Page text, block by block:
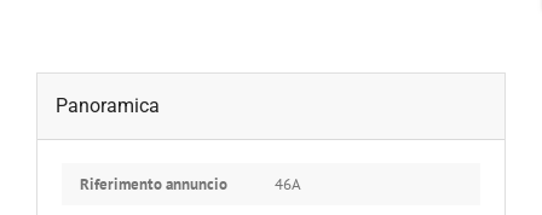
Panoramica
Riferimento annuncio 46A